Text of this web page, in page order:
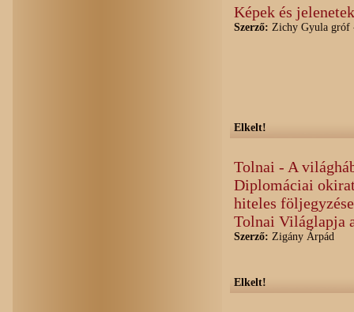
Képek és
Szerző: Zichy Gyula gróf
Elkelt!
Tolnai - A
Diplomáciai
hiteles
Tolnai Világlapja
Szerző: Zigány Árpád
Elkelt!